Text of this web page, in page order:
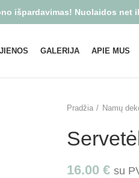
GALERIJA APIE MUS
Pradžia Namų
16.00 € su
išpardavimas! Nuolaidos net